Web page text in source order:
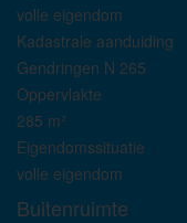
volle eigendom
Kadastrale aanduiding
Gendringen N 265
Oppervlakte
285 m²
Eigendomssituatie
volle eigendom
Buitenruimte